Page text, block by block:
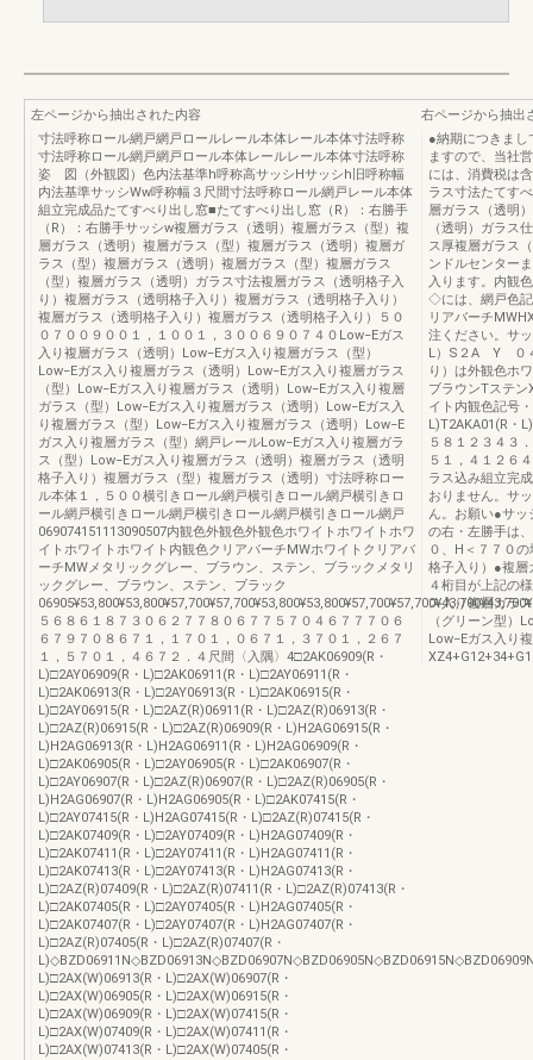
左ページから抽出された内容
寸法呼称ロール網戸網戸ロールレール本体レール本体寸法呼称
寸法呼称ロール網戸網戸ロール本体レールレール本体寸法呼称
姿 図（外観図）色内法基準h呼称高サッシHサッシh旧呼称幅
内法基準サッシWw呼称幅３尺間寸法呼称ロール網戸レール本体
組立完成品たてすべり出し窓■たてすべり出し窓（R）：右勝手
（R）：右勝手サッシw複層ガラス（透明）複層ガラス（型）複
層ガラス（透明）複層ガラス（型）複層ガラス（透明）複層ガ
ラス（型）複層ガラス（透明）複層ガラス（型）複層ガラス
（型）複層ガラス（透明）ガラス寸法複層ガラス（透明格子入
り）複層ガラス（透明格子入り）複層ガラス（透明格子入り）
複層ガラス（透明格子入り）複層ガラス（透明格子入り）５０
０７００９００１，１００１，３００６９０７４０Low−Eガス
入り複層ガラス（透明）Low−Eガス入り複層ガラス（型）
Low−Eガス入り複層ガラス（透明）Low−Eガス入り複層ガラス
（型）Low−Eガス入り複層ガラス（透明）Low−Eガス入り複層
ガラス（型）Low−Eガス入り複層ガラス（透明）Low−Eガス入
り複層ガラス（型）Low−Eガス入り複層ガラス（透明）Low−E
ガス入り複層ガラス（型）網戸レールLow−Eガス入り複層ガラ
ス（型）Low−Eガス入り複層ガラス（透明）複層ガラス（透明
格子入り）複層ガラス（型）複層ガラス（透明）寸法呼称ロー
ル本体１，５００横引きロール網戸横引きロール網戸横引きロ
ール網戸横引きロール網戸横引きロール網戸横引きロール網戸
069074151113090507内観色外観色外観色ホワイトホワイトホワ
イトホワイトホワイト内観色クリアバーチMWホワイトクリアバ
ーチMWメタリックグレー、ブラウン、ステン、ブラックメタリ
ックグレー、ブラウン、ステン、ブラック
５６８６１８７３０６２７７８０６７７５７０４６７７７０６
６７９７０８６７１，１７０１，０６７１，３７０１，２６７
１，５７０１，４６７２．４尺間〈入隅〉4□2AK06909(R・
L)□2AY06909(R・L)□2AK06911(R・L)□2AY06911(R・
L)□2AK06913(R・L)□2AY06913(R・L)□2AK06915(R・
L)□2AY06915(R・L)□2AZ(R)06911(R・L)□2AZ(R)06913(R・
L)□2AZ(R)06915(R・L)□2AZ(R)06909(R・L)H2AG06915(R・
L)H2AG06913(R・L)H2AG06911(R・L)H2AG06909(R・
L)□2AK06905(R・L)□2AY06905(R・L)□2AK06907(R・
L)□2AY06907(R・L)□2AZ(R)06907(R・L)□2AZ(R)06905(R・
L)H2AG06907(R・L)H2AG06905(R・L)□2AK07415(R・
L)□2AY07415(R・L)H2AG07415(R・L)□2AZ(R)07415(R・
L)□2AK07409(R・L)□2AY07409(R・L)H2AG07409(R・
L)□2AK07411(R・L)□2AY07411(R・L)H2AG07411(R・
L)□2AK07413(R・L)□2AY07413(R・L)H2AG07413(R・
L)□2AZ(R)07409(R・L)□2AZ(R)07411(R・L)□2AZ(R)07413(R・
L)□2AK07405(R・L)□2AY07405(R・L)H2AG07405(R・
L)□2AK07407(R・L)□2AY07407(R・L)H2AG07407(R・
L)□2AZ(R)07405(R・L)□2AZ(R)07407(R・
L)□2AX(W)06913(R・L)□2AX(W)06907(R・
L)□2AX(W)06905(R・L)□2AX(W)06915(R・
L)□2AX(W)06909(R・L)□2AX(W)07415(R・
L)□2AX(W)07409(R・L)□2AX(W)07411(R・
L)□2AX(W)07413(R・L)□2AX(W)07405(R・
右ページから抽出
●納期につきまし
ますので、当社
には、消費税は
ラス寸法たてす
層ガラス（透明
（透明）ガラス
ス厚複層ガラス
ンドルセンター
入ります。内観
◇には、網戸色
リアバーチ
注ください。サ
L）S２A Y ０４
り）は外観色ホ
ブラウンTステ
イト内観色記号
L)T2AKA01(R・
５８１２３４３
５１，４１２６
ラス込み組立完
おりません。サ
ん。お願い●サ
の右・左勝手は
０、H＜７７０
格子入り）●複層
４桁目が上記の
ス入り複層ガラ
（グリーン型）
Low−Eガス入り